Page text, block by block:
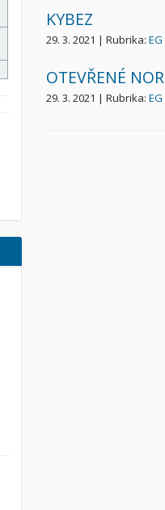
KYBEZ
29. 3. 2021 | Rubrika:
OTEVŘENÉ
29. 3. 2021 | Rubrika: